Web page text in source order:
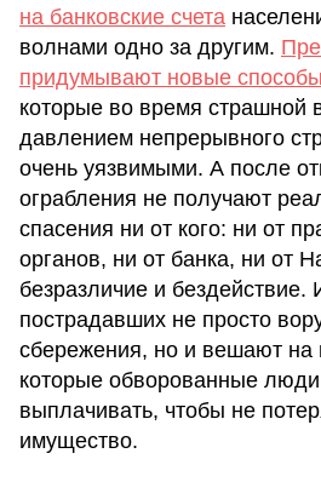
на банковские счета
волнами одно за другим.
придумывают новые
которые во время страшной
давлением непрерывного
очень уязвимыми. А после
ограбления не получают
спасения ни от кого: ни от
органов, ни от банка, ни от
безразличие и бездействие.
пострадавших не просто
сбережения, но и вешают на
которые обворованные
выплачивать, чтобы не
имущество.